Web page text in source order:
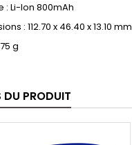
: Li-Ion 800mAh
: 112.70 x 46.40 x 13.10 mm
g
DU PRODUIT